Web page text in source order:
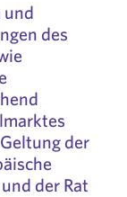
und
des
der
der Rat